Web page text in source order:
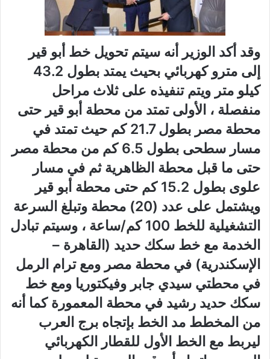
وقد أكد الوزير أنه سيتم تحويل خط أبو قير
إلى مترو كهربائي بحيث يمتد بطول 43.2
كيلو متر ويتم تنفيذه على ثلاث مراحل
منفصلة ، الأولى تمتد من محطة أبو قير حتى
محطة مصر بطول 21.7 كم حيث تمتد في
مسار سطحى بطول 6.5 كم من محطة مصر
حتى ما قبل محطة الظاهرية ثم في مسار
علوى بطول 15.2 كم حتى محطة أبو قير
ويشتمل على عدد (20) محطة وتبلغ السرعة
التشغيلية للخط 100 كم/ساعة ، وسيتم تبادل
الخدمة مع خط سكك حديد (القاهرة –
الإسكندرية) في محطة مصر ومع ترام الرمل
في محطتي سيدي جابر وفيكتوريا ومع خط
سكك حديد رشيد في محطة المعمورة كما أنه
من المخطط مد الخط بإتجاه برج العرب
ليربط مع الخط الأول للقطار الكهربائي